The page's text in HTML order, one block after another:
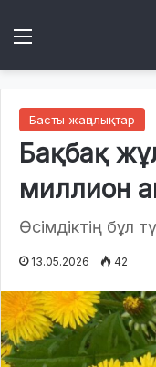
Басты жаңалықтар
Бақбақ
миллион
Өсімдіктің бұл
13.05.2026 42